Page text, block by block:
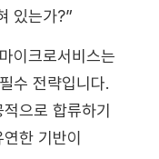
있는가?”
이크로서비스는
수 전략입니다.
으로 합류하기
한 기반이